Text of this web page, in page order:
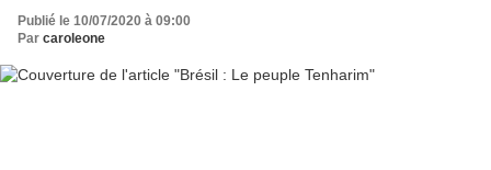
Publié le 10/07/2020 à 09:00
Par caroleone